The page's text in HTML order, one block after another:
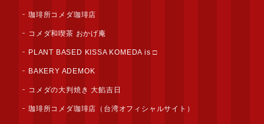
珈琲所コメダ珈琲店
コメダ和喫茶 おかげ庵
PLANT BASED KISSA KOMEDA is □
BAKERY ADEMOK
コメダの大判焼き 大餡吉日
珈琲所コメダ珈琲店（台湾オフィシャルサイト）